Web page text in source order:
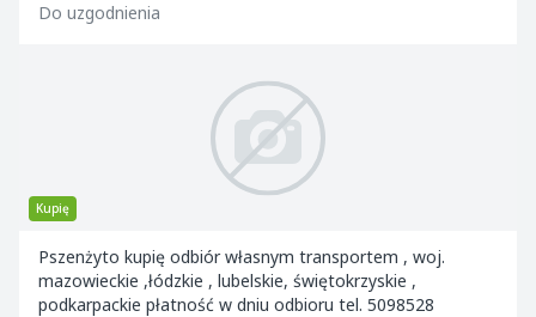
Do uzgodnienia
Kupię
Pszenżyto kupię odbiór własnym transportem , woj.
mazowieckie ,łódzkie , lubelskie, świętokrzyskie ,
podkarpackie płatność w dniu odbioru tel. 5098528